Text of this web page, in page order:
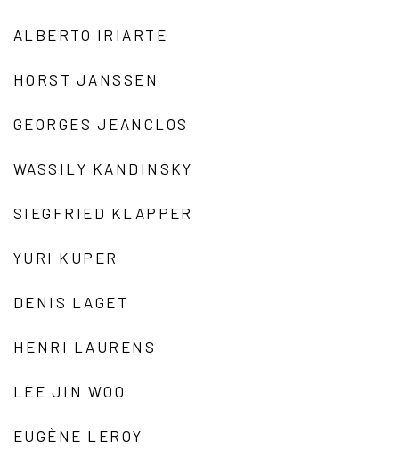
ALBERTO IRIARTE
HORST JANSSEN
GEORGES JEANCLOS
WASSILY KANDINSKY
SIEGFRIED KLAPPER
YURI KUPER
DENIS LAGET
HENRI LAURENS
LEE JIN WOO
EUGÈNE LEROY